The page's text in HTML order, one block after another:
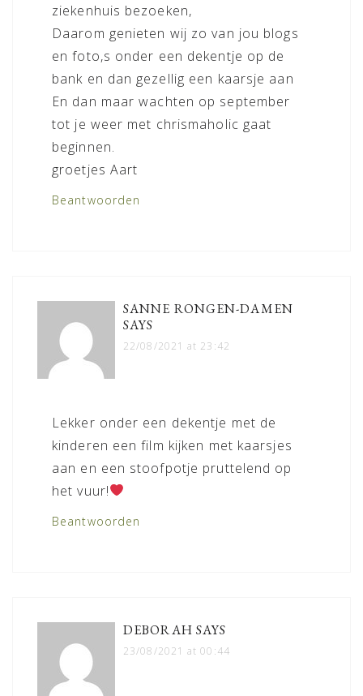
ziekenhuis bezoeken,
Daarom genieten wij zo van jou blogs
en foto,s onder een dekentje op de
bank en dan gezellig een kaarsje aan
En dan maar wachten op september
tot je weer met chrismaholic gaat
beginnen.
groetjes Aart
Beantwoorden
SANNE RONGEN-DAMEN
SAYS
22/08/2021 at 23:42
Lekker onder een dekentje met de
kinderen een film kijken met kaarsjes
aan en een stoofpotje pruttelend op
het vuur!
Beantwoorden
DEBORAH SAYS
23/08/2021 at 00:44